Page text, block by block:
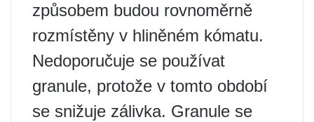
způsobem budou rovnoměrně
rozmístěny v hliněném kómatu.
Nedoporučuje se používat
granule, protože v tomto období
se snižuje zálivka. Granule se